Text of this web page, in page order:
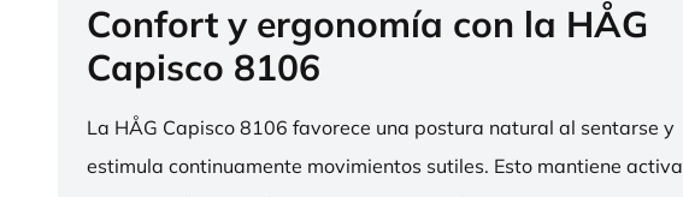
Confort y ergonomía con la HÅG
Capisco 8106
La HÅG Capisco 8106 favorece una postura natural al sentarse y
estimula continuamente movimientos sutiles. Esto mantiene activa